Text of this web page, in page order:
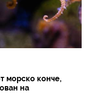
морско конче,
на